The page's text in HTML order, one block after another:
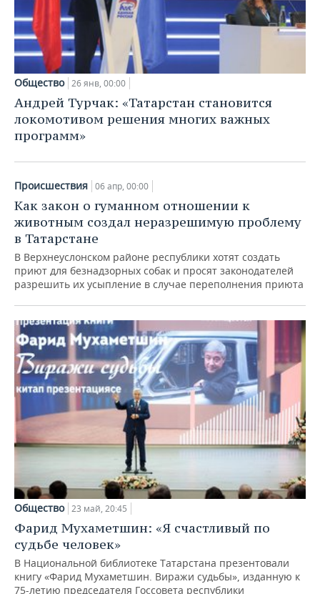
Общество 26 янв, 00:00
Андрей Турчак: «Татарстан становится
локомотивом решения многих важных
программ»
Происшествия 06 апр, 00:00
Как закон о гуманном отношении к
животным создал неразрешимую проблему
в Татарстане
В Верхнеуслонском районе республики хотят создать
приют для безнадзорных собак и просят законодателей
разрешить их усыпление в случае переполнения приюта
Общество 23 май, 20:45
Фарид Мухаметшин: «Я счастливый по
судьбе человек»
В Национальной библиотеке Татарстана презентовали
книгу «Фарид Мухаметшин. Виражи судьбы», изданную к
75-летию председателя Госсовета республики